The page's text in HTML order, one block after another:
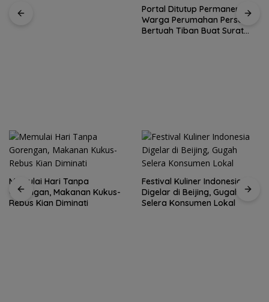
Portal Ditutup Permanen,
Warga Perumahan Persero
Bertuah Tiban Buat Surat
Memulai Hari Tanpa
Gorengan, Makanan Kukus-
Rebus Kian Diminati
Festival Kuliner Indonesia
Digelar di Beijing, Gugah
Selera Konsumen Lokal